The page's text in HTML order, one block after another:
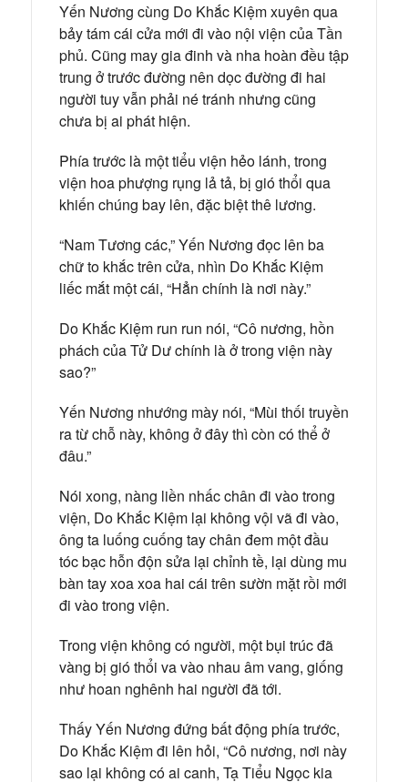
Yến Nương cùng Do Khắc Kiệm xuyên qua
bảy tám cái cửa mới đi vào nội viện của Tần
phủ. Cũng may gia đinh và nha hoàn đều tập
trung ở trước đường nên dọc đường đi hai
người tuy vẫn phải né tránh nhưng cũng
chưa bị ai phát hiện.
Phía trước là một tiểu viện hẻo lánh, trong
viện hoa phượng rụng lả tả, bị gió thổi qua
khiến chúng bay lên, đặc biệt thê lương.
“Nam Tương các,” Yến Nương đọc lên ba
chữ to khắc trên cửa, nhìn Do Khắc Kiệm
liếc mắt một cái, “Hẳn chính là nơi này.”
Do Khắc Kiệm run run nói, “Cô nương, hồn
phách của Tử Dư chính là ở trong viện này
sao?”
Yến Nương nhướng mày nói, “Mùi thối truyền
ra từ chỗ này, không ở đây thì còn có thể ở
đâu.”
Nói xong, nàng liền nhấc chân đi vào trong
viện, Do Khắc Kiệm lại không vội vã đi vào,
ông ta luống cuống tay chân đem một đầu
tóc bạc hỗn độn sửa lại chỉnh tề, lại dùng mu
bàn tay xoa xoa hai cái trên sườn mặt rồi mới
đi vào trong viện.
Trong viện không có người, một bụi trúc đã
vàng bị gió thổi va vào nhau âm vang, giống
như hoan nghênh hai người đã tới.
Thấy Yến Nương đứng bất động phía trước,
Do Khắc Kiệm đi lên hỏi, “Cô nương, nơi này
sao lại không có ai canh, Tạ Tiểu Ngọc kia